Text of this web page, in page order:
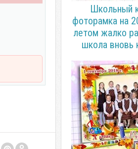
Школьный
фоторамка на
летом жалко
школа вновь